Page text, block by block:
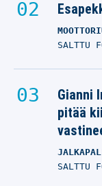
SALTTU
Gianni
pitää
SALTTU